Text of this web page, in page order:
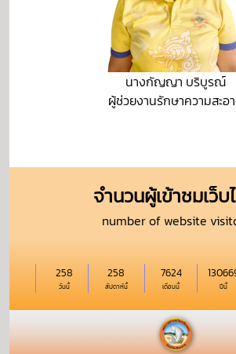
นางกัญญา บริบูรณ์
ผู้ช่วยงานรักษาความสะอ
จำนวนผู้เข้าชมเว็บ
number of website
วันนี้
258
สัปดาห์นี้
258
เดือนนี้
7624
ปีนี้